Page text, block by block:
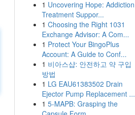
1 Uncovering Hope: Addiction
Treatment Suppor...
1 Choosing the Right 1031
Exchange Advisor: A Com...
1 Protect Your BingoPlus
Account: A Guide to Conf...
1 비아스샵: 안전하고 약 구입
방법
1 LG EAU61383502 Drain
Ejector Pump Replacement ...
1 5-MAPB: Grasping the